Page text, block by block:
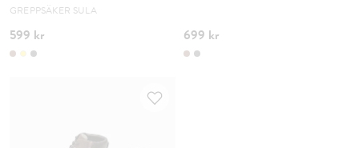
GREPPSÄKER SULA
599 kr 699 kr